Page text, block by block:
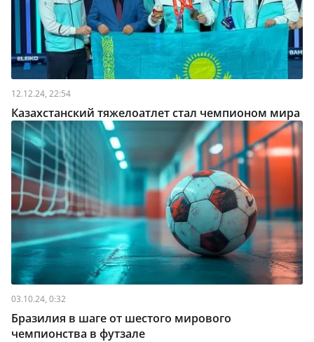
12.12.24, 22:54
Казахстанский тяжелоатлет стал чемпионом мира
03.10.24, 0:32
Бразилия в шаге от шестого мирового
чемпионства в футзале